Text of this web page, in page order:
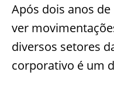
Após dois anos
ver
diversos setores
corporativo é um